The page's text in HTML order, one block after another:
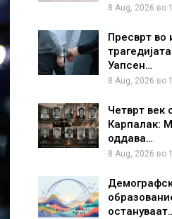
8 Aug, 2026 во
Пресврт во
Уапсен…
8 Aug, 2026 во
Четврт век
Карпалак:
оддава…
8 Aug, 2026 во